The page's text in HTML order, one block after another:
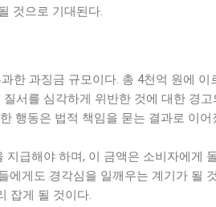
것으로 기대된다.
한 과징금 규모이다. 총 4천억 원에 이
서를 심각하게 위반한 것에 대한 경
행동은 법적 책임을 묻는 결과로 이어
급해야 하며, 이 금액은 소비자에게
게도 경각심을 일깨우는 계기가 될
잡게 될 것이다.